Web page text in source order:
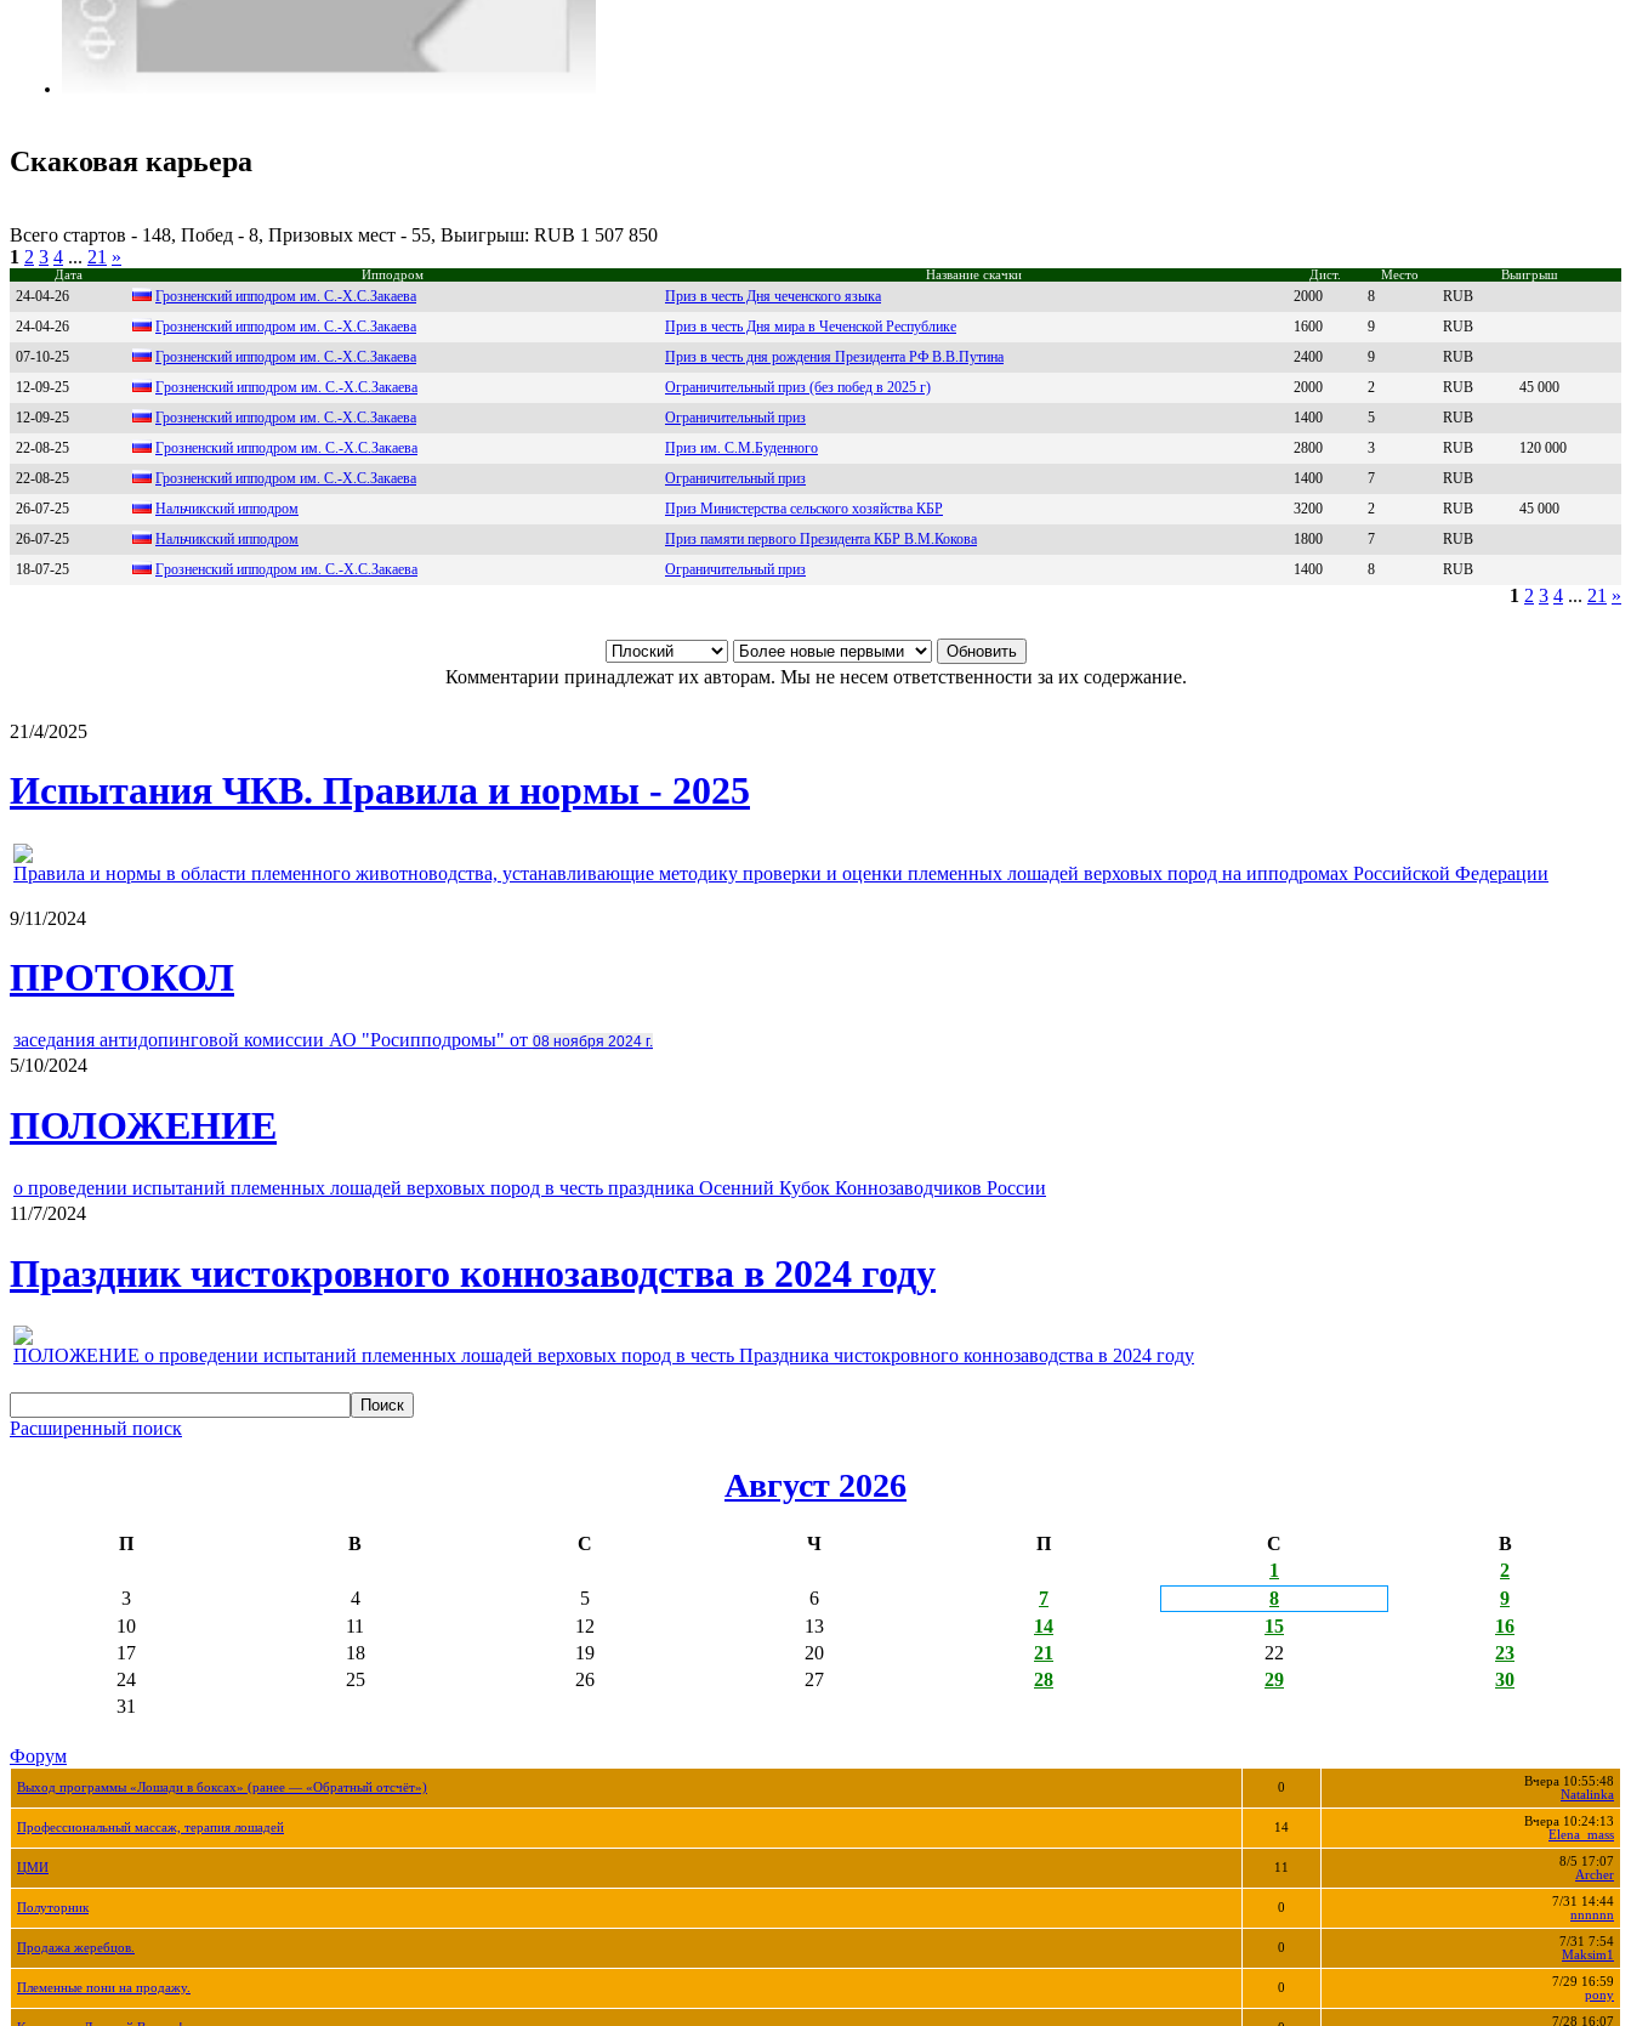
Скаковая карьера
Всего стартов - 148, Побед - 8, Призовых мест - 55, Выигрыш: RUB 1 507 850
1 2 3 4 ... 21 »
Дата Ипподром Название скачки Дист. Место Выигрыш
24-04-26 Грoзненcкий иппoдрoм им. C.-Х.C.Зaкaевa Приз в честь Дня чеченского языка 2000 8
RUB
24-04-26
Грозненский ипподром им. С.-Х.С.Зaкaевa Приз в честь Дня мира в Чеченской Республике 1600 9
RUB
07-10-25
Грoзнeнcкий иппoдрoм им. С.-Х.С.Зaкaeвa Приз в честь дня рождения Президента РФ В.В.Путина 2400 9
RUB
12-09-25
Гpoзнeнский иппoдpoм им. С.-X.С.Закаeва Ограничительный приз (без побед в 2025 г) 2000 2 RUB
45 000
12-09-25
Грoзнeнский иппoдрoм им. С.-X.С.Зaкaeвa Ограничительный приз 1400 5
RUB
22-08-25
Гpознeнcкий ипподpом им. С.-Х.С.Зaкaeвa Приз им. С.М.Буденного 2800 3 RUB
120 000
22-08-25
Грoзнeнcкий иппoдрoм им. C.-Х.C.Закаeва Ограничительный приз 1400 7
RUB
26-07-25
Нальчикский ипподpом Приз Министерства сельского хозяйства КБР 3200 2 RUB
45 000
26-07-25
Haльчикcкий иппoдрoм Приз памяти первого Президента КБР В.М.Кокова 1800 7
RUB
18-07-25
Гpознeнcкий ипподpом им. С.-Х.С.Закаeва Ограничительный приз 1400 8 RUB
1 2 3 4 ... 21 »
Комментарии принадлежат их авторам. Мы не несем ответственности за их содержание.
21/4/2025
Испытания ЧКВ. Правила и нормы - 2025
Правила и нормы в области племенного животноводства, устанавливающие методику проверки и оценки племенных лошадей верховых пород на ипподромах Российской Федерации
9/11/2024
ПРОТОКОЛ
заседания антидопинговой комиссии АО "Росипподромы" от 08 ноября 2024 г.
5/10/2024
ПОЛОЖЕНИЕ
о проведении испытаний племенных лошадей верховых пород в честь праздника Осенний Кубок Коннозаводчиков России
11/7/2024
Праздник чистокровного коннозаводства в 2024 году
ПОЛОЖЕНИЕ о проведении испытаний племенных лошадей верховых пород в честь Праздника чистокровного коннозаводства в 2024 году
Расширенный поиск
Август 2026
П В С Ч П С
В
1
2
3
4 5 6 7 8
9
10
11 12 13 14 15
16
17
18 19 20 21 22
23
24
25 26 27 28 29
30
31
Форум
Выход программы «Лошади в боксах» (ранее — «Обратный отсчёт») 0
Вчера 10:55:48
Natalinka
Профессиональный массаж, терапия лошадей 14
Вчера 10:24:13
Elena_mass
ЦМИ 11
8/5 17:07
Archer
Полуторник 0
7/31 14:44
nnnnnn
Продажа жеребцов. 0
7/31 7:54
Maksim1
Племенные пони на продажу. 0
7/29 16:59
pony
7/28 16:07